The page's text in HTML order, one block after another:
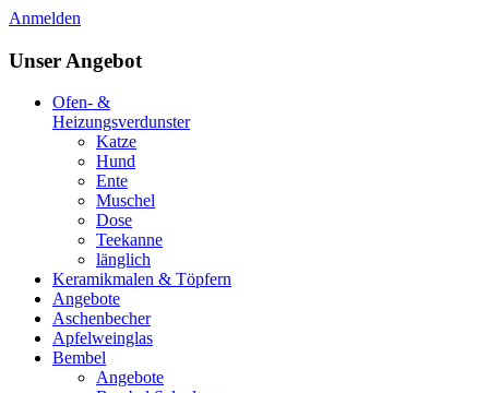
Anmelden
Unser Angebot
Ofen- &
Heizungsverdunster
Katze
Hund
Ente
Muschel
Dose
Teekanne
länglich
Keramikmalen & Töpfern
Angebote
Aschenbecher
Apfelweinglas
Bembel
Angebote